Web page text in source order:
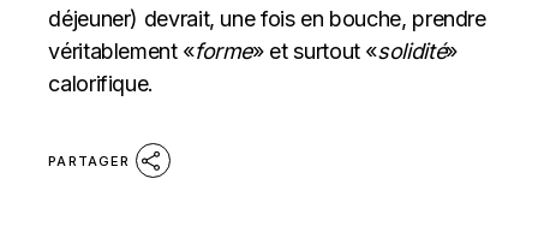
déjeuner) devrait, une fois en bouche, prendre
véritablement «forme» et surtout «solidité»
calorifique.
PARTAGER